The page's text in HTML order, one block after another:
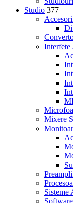
Studio 377
Mixere
Sisteme